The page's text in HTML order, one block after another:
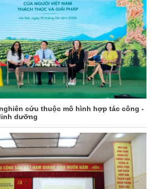
cứu thuộc mô hình hợp tác công -
dưỡng